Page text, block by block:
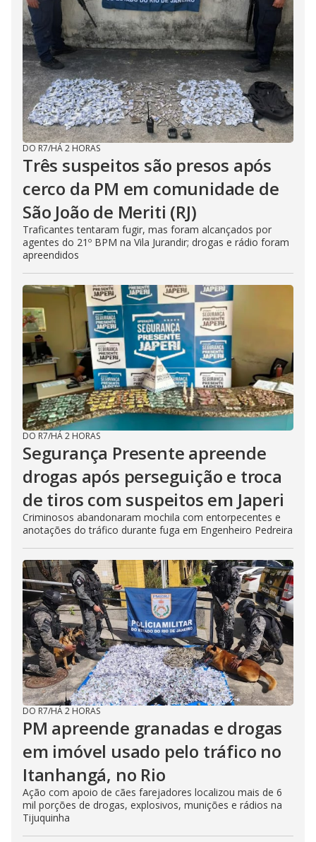
DO R7/HÁ 2 HORAS
Três suspeitos são presos após
cerco da PM em comunidade de
São João de Meriti (RJ)
Traficantes tentaram fugir, mas foram alcançados por
agentes do 21º BPM na Vila Jurandir; drogas e rádio foram
apreendidos
DO R7/HÁ 2 HORAS
Segurança Presente apreende
drogas após perseguição e troca
de tiros com suspeitos em Japeri
Criminosos abandonaram mochila com entorpecentes e
anotações do tráfico durante fuga em Engenheiro Pedreira
DO R7/HÁ 2 HORAS
PM apreende granadas e drogas
em imóvel usado pelo tráfico no
Itanhangá, no Rio
Ação com apoio de cães farejadores localizou mais de 6
mil porções de drogas, explosivos, munições e rádios na
Tijuquinha